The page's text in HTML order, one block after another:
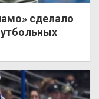
сделало